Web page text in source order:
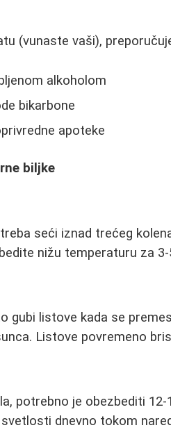
(vunaste vaši),
alkoholom
bikarbone
apoteke
biljke
seći iznad trećeg
nižu temperaturu za
gubi listove kada se
Listove povremeno
potrebno je obezbediti
dnevno tokom